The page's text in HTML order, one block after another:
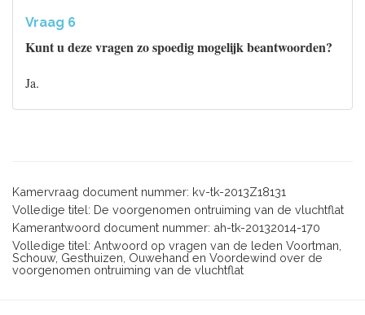
Vraag 6
Kunt u deze vragen zo spoedig mogelijk beantwoorden?
Ja.
Kamervraag document nummer: kv-tk-2013Z18131
Volledige titel: De voorgenomen ontruiming van de vluchtflat
Kamerantwoord document nummer: ah-tk-20132014-170
Volledige titel: Antwoord op vragen van de leden Voortman,
Schouw, Gesthuizen, Ouwehand en Voordewind over de
voorgenomen ontruiming van de vluchtflat